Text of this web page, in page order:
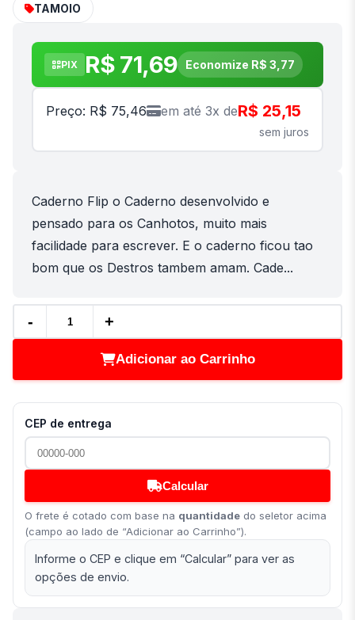
TAMOIO
PIX R$ 71,69 Economize R$ 3,77
Preço: R$ 75,46 em até 3x deR$ 25,15
sem juros
Caderno Flip o Caderno desenvolvido e
pensado para os Canhotos, muito mais
facilidade para escrever. E o caderno ficou tao
bom que os Destros tambem amam. Cade...
- +
Adicionar ao Carrinho
CEP de entrega
Calcular
O frete é cotado com base na quantidade do seletor acima
(campo ao lado de “Adicionar ao Carrinho”).
Informe o CEP e clique em “Calcular” para ver as
opções de envio.